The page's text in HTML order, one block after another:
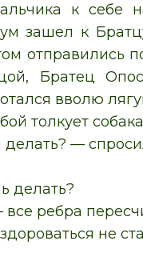
к себе
зашел к
отправились
Братец
вволю
толкует
—
делать?
все ребра
не